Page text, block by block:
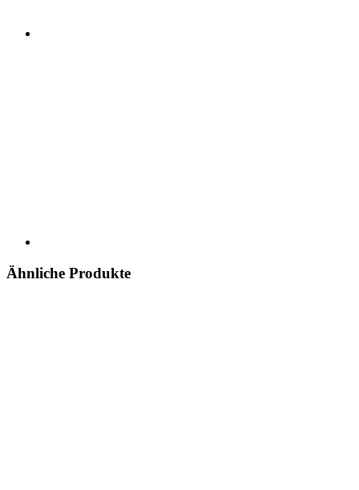
Ähnliche Produkte